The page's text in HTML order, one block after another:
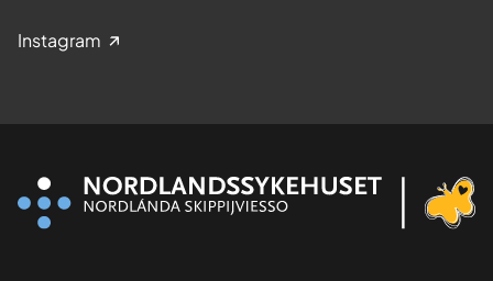
Instagram